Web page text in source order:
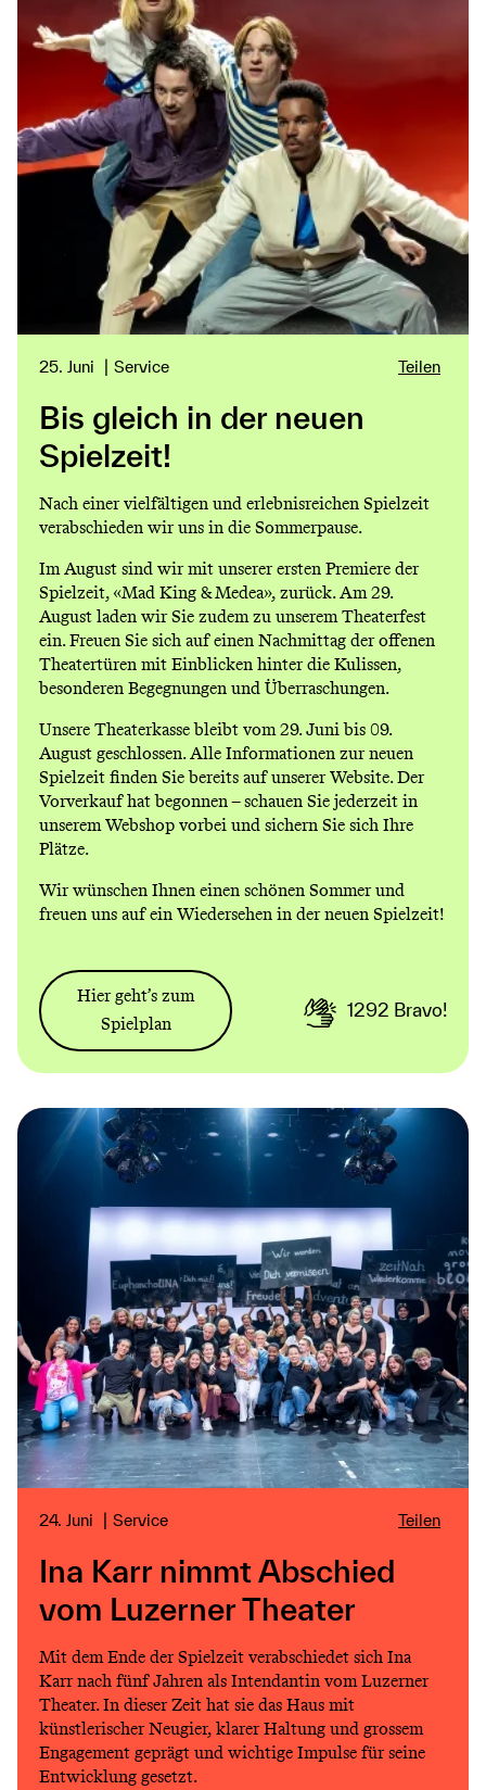
25. Juni Service Teilen
Bis gleich in der neuen
Spielzeit!
Nach einer vielfältigen und erlebnisreichen Spielzeit
verabschieden wir uns in die Sommerpause.
Im August sind wir mit unserer ersten Premiere der
Spielzeit,«Mad King & Medea», zurück. Am 29.
August laden wir Sie zudem zu unseremTheaterfest
ein. Freuen Sie sich auf einen Nachmittag der offenen
Theatertüren mit Einblicken hinter die Kulissen,
besonderen Begegnungen und Überraschungen.
Unsere Theaterkasse bleibt vom 29. Juni bis 09.
August geschlossen. Alle Informationen zur neuen
Spielzeit finden Sie bereits auf unserer Website. Der
Vorverkauf hat begonnen – schauen Sie jederzeit in
unseremWebshopvorbei und sichern Sie sich Ihre
Plätze.
Wir wünschen Ihnen einen schönen Sommer und
freuen uns auf ein Wiedersehen in der neuen Spielzeit!
Hier geht’s zum
Spielplan
1292 Bravo!
24. Juni Service Teilen
Ina Karr nimmt Abschied
vom Luzerner Theater
Mit dem Ende der Spielzeit verabschiedet sich Ina
Karr nach fünf Jahren als Intendantin vom Luzerner
Theater. In dieser Zeit hat sie das Haus mit
künstlerischer Neugier, klarer Haltung und grossem
Engagement geprägt und wichtige Impulse für seine
Entwicklung gesetzt.